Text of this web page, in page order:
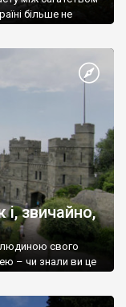
більше не
звичайно,
свого
– чи знали ви це